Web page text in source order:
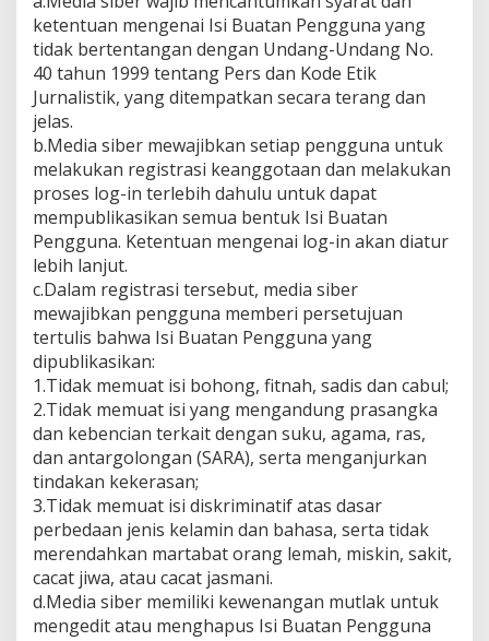
ketentuan mengenai Isi Buatan Pengguna yang
tidak bertentangan dengan Undang-Undang No.
40 tahun 1999 tentang Pers dan Kode Etik
Jurnalistik, yang ditempatkan secara terang dan
jelas.
b.Media siber mewajibkan setiap pengguna untuk
melakukan registrasi keanggotaan dan melakukan
proses log-in terlebih dahulu untuk dapat
mempublikasikan semua bentuk Isi Buatan
Pengguna. Ketentuan mengenai log-in akan diatur
lebih lanjut.
c.Dalam registrasi tersebut, media siber
mewajibkan pengguna memberi persetujuan
tertulis bahwa Isi Buatan Pengguna yang
dipublikasikan:
1.Tidak memuat isi bohong, fitnah, sadis dan cabul;
2.Tidak memuat isi yang mengandung prasangka
dan kebencian terkait dengan suku, agama, ras,
dan antargolongan (SARA), serta menganjurkan
tindakan kekerasan;
3.Tidak memuat isi diskriminatif atas dasar
perbedaan jenis kelamin dan bahasa, serta tidak
merendahkan martabat orang lemah, miskin, sakit,
cacat jiwa, atau cacat jasmani.
d.Media siber memiliki kewenangan mutlak untuk
mengedit atau menghapus Isi Buatan Pengguna